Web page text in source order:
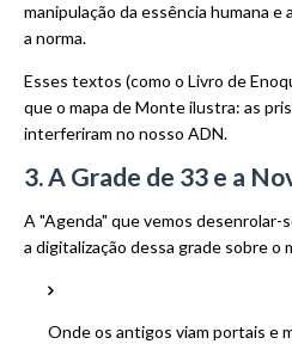
manipulação da essência humana
a norma.
Esses textos (como o Livro de
que o mapa de Monte ilustra: as
interferiram no nosso ADN.
3. A Grade de 33 e a
A "Agenda" que vemos desenrolar-
a digitalização dessa grade sobre o
Onde os antigos viam portais e